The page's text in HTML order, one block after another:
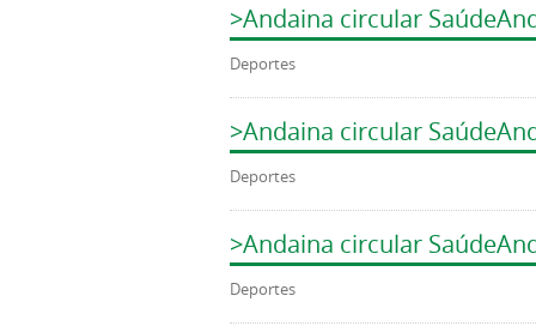
>Andaina circular
Deportes
>Andaina circular
Deportes
>Andaina circular
Deportes